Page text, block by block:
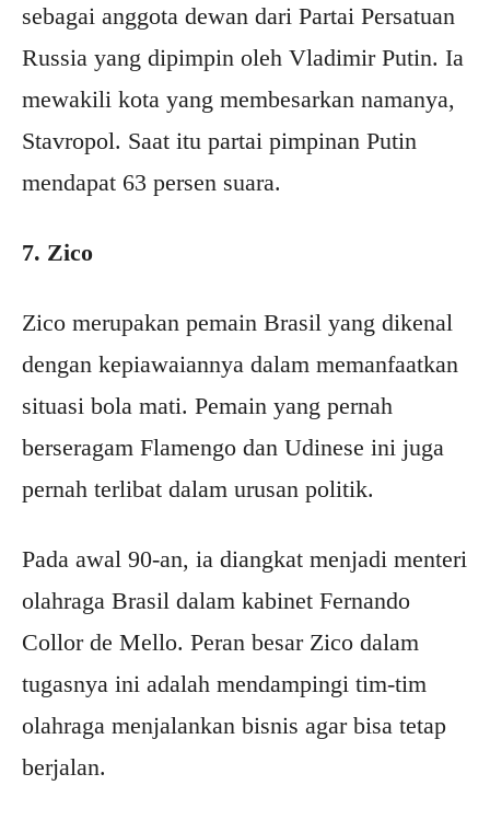
sebagai anggota dewan dari Partai Persatuan
Russia yang dipimpin oleh Vladimir Putin. Ia
mewakili kota yang membesarkan namanya,
Stavropol. Saat itu partai pimpinan Putin
mendapat 63 persen suara.
7. Zico
Zico merupakan pemain Brasil yang dikenal
dengan kepiawaiannya dalam memanfaatkan
situasi bola mati. Pemain yang pernah
berseragam Flamengo dan Udinese ini juga
pernah terlibat dalam urusan politik.
Pada awal 90-an, ia diangkat menjadi menteri
olahraga Brasil dalam kabinet Fernando
Collor de Mello. Peran besar Zico dalam
tugasnya ini adalah mendampingi tim-tim
olahraga menjalankan bisnis agar bisa tetap
berjalan.